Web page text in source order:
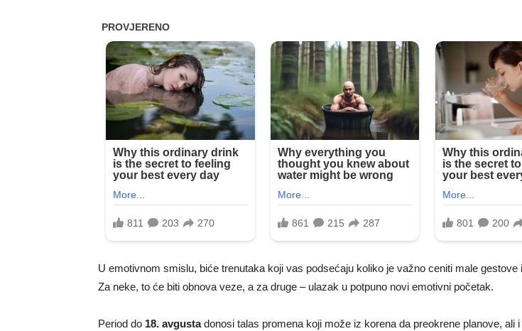
U emotivnom smislu, biće trenutaka koji vas podsećaju koliko je važno ceniti male gestove
Za neke, to će biti obnova veze, a za druge – ulazak u potpuno novi emotivni početak.
Period do 18. avgustadonosi talas promena koji može iz korena da preokrene planove, ali